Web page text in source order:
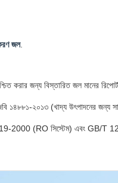
জল.
করার জন্য বিস্তারিত জল মানের
২০১৩ (খাদ্য উৎপাদনের জন্য
2000 (RO সিস্টেম) এবং GB/T